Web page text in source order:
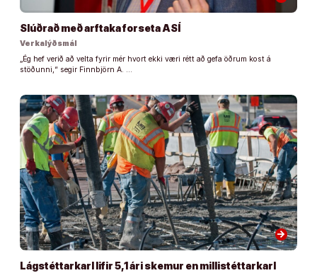
Slúðrað með arftaka forseta ASÍ
Verkalýðsmál
„Ég hef verið að velta fyrir mér hvort ekki væri rétt að gefa öðrum kost á
stöðunni,“ segir Finnbjörn A. …
arrow_forward
Lágstéttarkarl lifir 5,1 ári skemur en millistéttarkarl